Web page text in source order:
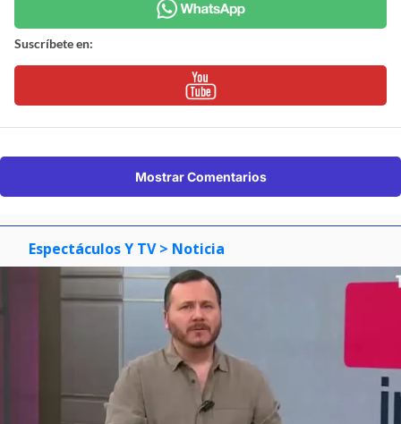
Suscríbete en:
Mostrar Comentarios
Espectáculos Y TV > Noticia